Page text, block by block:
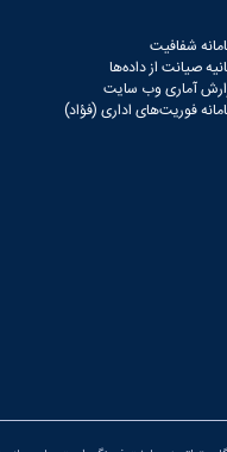
شفافیت
صیانت از داده‌ها
آماری وب‌ سایت
فوریت‌های اداری (فؤاد)